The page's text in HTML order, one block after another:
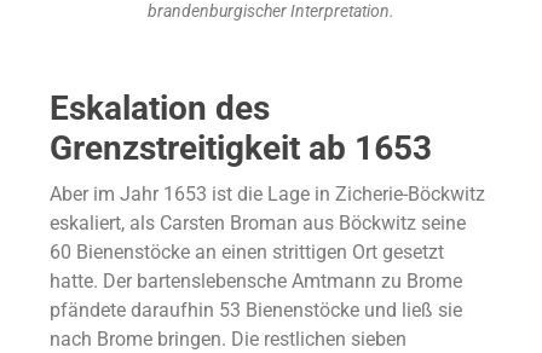
brandenburgischer Interpretation.
Eskalation des
Grenzstreitigkeit ab 1653
Aber im Jahr 1653 ist die Lage in Zicherie-Böckwitz
eskaliert, als Carsten Broman aus Böckwitz seine
60 Bienenstöcke an einen strittigen Ort gesetzt
hatte. Der bartenslebensche Amtmann zu Brome
pfändete daraufhin 53 Bienenstöcke und ließ sie
nach Brome bringen. Die restlichen sieben